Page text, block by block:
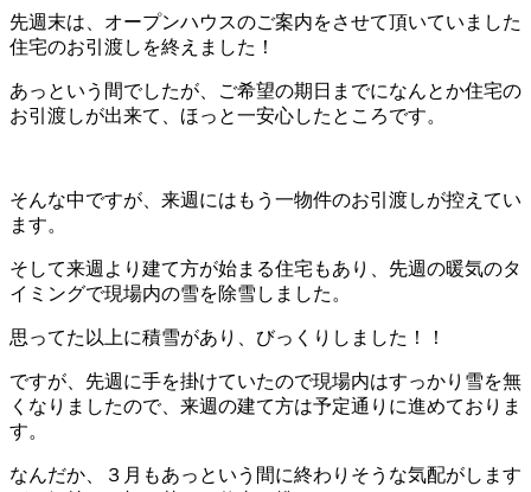
先週末は、オープンハウスのご案内をさせて頂いていました
住宅のお引渡しを終えました！
あっという間でしたが、ご希望の期日までになんとか住宅の
お引渡しが出来て、ほっと一安心したところです。
そんな中ですが、来週にはもう一物件のお引渡しが控えてい
ます。
そして来週より建て方が始まる住宅もあり、先週の暖気のタ
イミングで現場内の雪を除雪しました。
思ってた以上に積雪があり、びっくりしました！！
ですが、先週に手を掛けていたので現場内はすっかり雪を無
くなりましたので、来週の建て方は予定通りに進めておりま
す。
なんだか、３月もあっという間に終わりそうな気配がします